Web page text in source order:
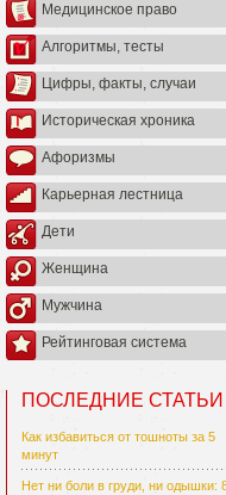
Медицинское право
Алгоритмы, тесты
Цифры, факты, случаи
Историческая хроника
Афоризмы
Карьерная лестница
Дети
Женщина
Мужчина
Рейтинговая система
ПОСЛЕДНИЕ СТАТЬИ
Как избавиться от тошноты за 5
минут
Нет ни боли в груди, ни одышки: